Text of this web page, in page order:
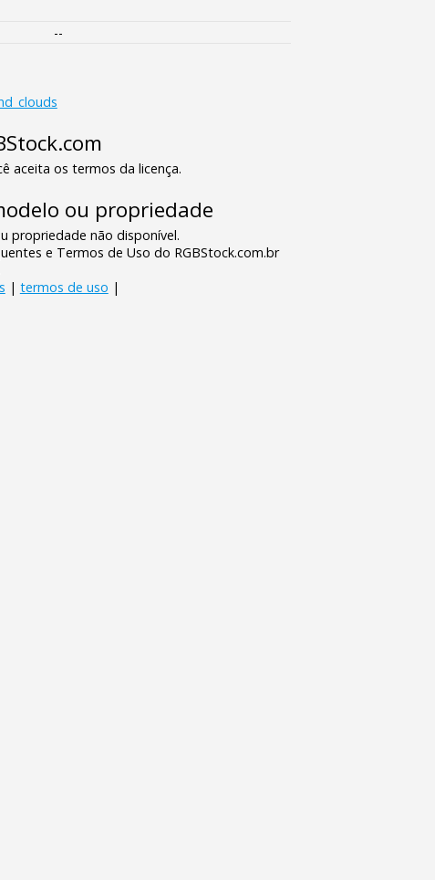
--
aceita os termos da licença.
ou propriedade
propriedade não disponível.
e Termos de Uso do RGBStock.com.br
| termos de uso |